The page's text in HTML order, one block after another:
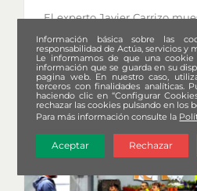
El experto Javier Carrizo
poda en altura con la
daños para los árboles.
Información básica sobre las
responsabilidad de Actúa, servicios y
Le informamos de que una
información que se guarda en su
pagina web. En nuestro caso,
terceros con finalidades analíticas.
haciendo clic en “Configurar
rechazar las cookies pulsando en los
Para más información consulte la
Aceptar Rechazar